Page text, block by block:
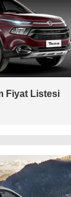
Fiyat Listesi